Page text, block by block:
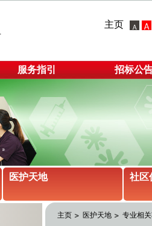
主页
服务指引 招标公
医护天地 社区
主页 医护天地 专业相